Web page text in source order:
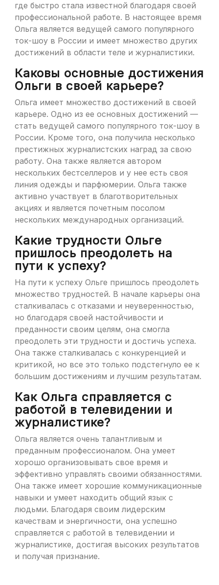
где быстро стала известной благодаря своей
профессиональной работе. В настоящее время
Ольга является ведущей самого популярного
ток-шоу в России и имеет множество других
достижений в области теле и журналистики.
Каковы основные достижения
Ольги в своей карьере?
Ольга имеет множество достижений в своей
карьере. Одно из ее основных достижений —
стать ведущей самого популярного ток-шоу в
России. Кроме того, она получила несколько
престижных журналистских наград за свою
работу. Она также является автором
нескольких бестселлеров и у нее есть своя
линия одежды и парфюмерии. Ольга также
активно участвует в благотворительных
акциях и является почетным посолом
нескольких международных организаций.
Какие трудности Ольге
пришлось преодолеть на
пути к успеху?
На пути к успеху Ольге пришлось преодолеть
множество трудностей. В начале карьеры она
сталкивалась с отказами и неуверенностью,
но благодаря своей настойчивости и
преданности своим целям, она смогла
преодолеть эти трудности и достичь успеха.
Она также сталкивалась с конкуренцией и
критикой, но все это только подстегнуло ее к
большим достижениям и лучшим результатам.
Как Ольга справляется с
работой в телевидении и
журналистике?
Ольга является очень талантливым и
преданным профессионалом. Она умеет
хорошо организовывать свое время и
эффективно управлять своими обязанностями.
Она также имеет хорошие коммуникационные
навыки и умеет находить общий язык с
людьми. Благодаря своим лидерским
качествам и энергичности, она успешно
справляется с работой в телевидении и
журналистике, достигая высоких результатов
и получая признание.